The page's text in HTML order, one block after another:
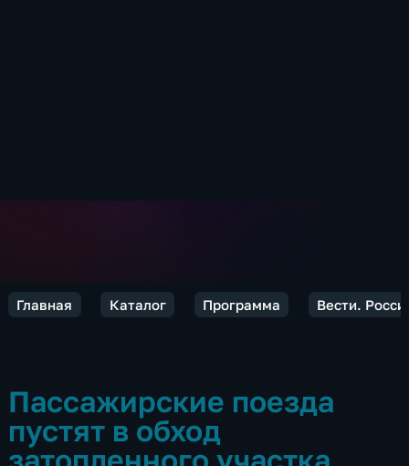
Главная Каталог Программа Вести.
Пассажирские поезда
пустят в обход